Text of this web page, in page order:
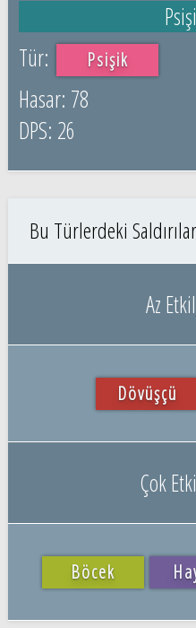
Psişik
78
26
Bu Türlerdeki
Az
Dövüşçü
Çok
Böcek